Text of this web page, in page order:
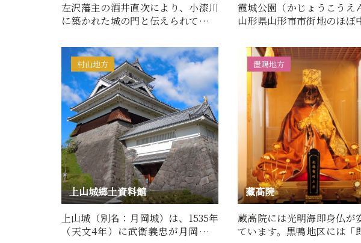
左沢藩主の酒井直次により、小漆川
に築かれた城の門と伝えられていま
霞城公園（かじょうこうえ
山形県山形市市街地のほぼ
上山城郷土資料館
村山地方
上山城（別名：月岡城）は、1535年
（天文4年）に武衛義忠が月岡・天
藏髙院
置賜地方
蔵高院には光明海即身仏が
ています。黒鴨地区には「